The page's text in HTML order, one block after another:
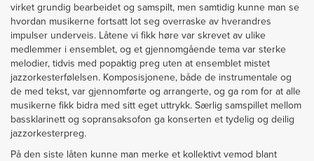
virket grundig bearbeidet og samspilt, men samtidig kunne man se
hvordan musikerne fortsatt lot seg overraske av hverandres
impulser underveis. Låtene vi fikk høre var skrevet av ulike
medlemmer i ensemblet, og et gjennomgående tema var sterke
melodier, tidvis med popaktig preg uten at ensemblet mistet
jazzorkesterfølelsen. Komposisjonene, både de instrumentale og
de med tekst, var gjennomførte og arrangerte, og ga rom for at alle
musikerne fikk bidra med sitt eget uttrykk. Særlig samspillet mellom
bassklarinett og sopransaksofon ga konserten et tydelig og deilig
jazzorkesterpreg.
På den siste låten kunne man merke et kollektivt vemod blant